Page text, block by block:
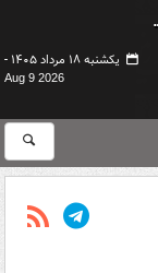
یکشنبه ۱۸ مرداد ۱۴۰۵ -
Aug 9 2026